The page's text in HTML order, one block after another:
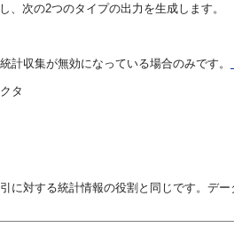
次の2つのタイプの出力を生成します。
収集が無効になっている場合のみです。
タ
対する統計情報の役割と同じです。デ